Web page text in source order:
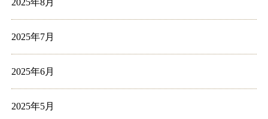
2025年8月
2025年7月
2025年6月
2025年5月